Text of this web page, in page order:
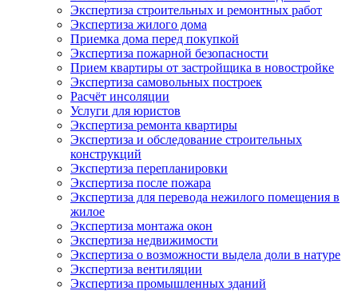
Экспертиза строительных и ремонтных работ
Экспертиза жилого дома
Приемка дома перед покупкой
Экспертиза пожарной безопасности
Прием квартиры от застройщика в новостройке
Экспертиза самовольных построек
Расчёт инсоляции
Услуги для юристов
Экспертиза ремонта квартиры
Экспертиза и обследование строительных
конструкций
Экспертиза перепланировки
Экспертиза после пожара
Экспертиза для перевода нежилого помещения в
жилое
Экспертиза монтажа окон
Экспертиза недвижимости
Экспертиза о возможности выдела доли в натуре
Экспертиза вентиляции
Экспертиза промышленных зданий